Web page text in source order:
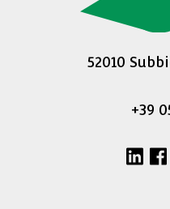
52010
+39